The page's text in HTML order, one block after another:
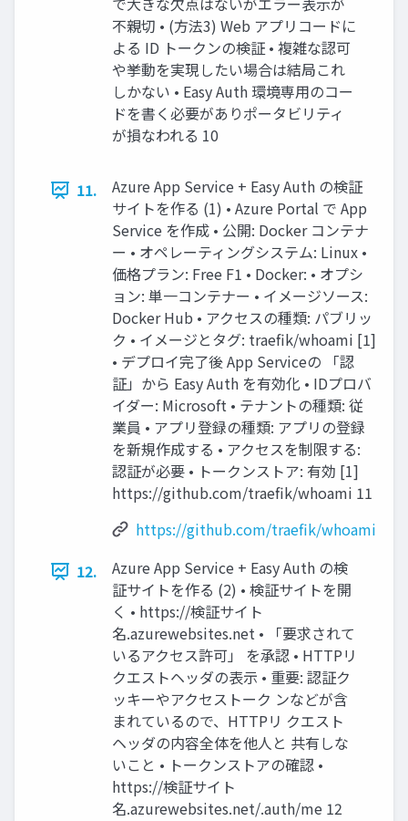
不親切 • (方法3) Web アプリコードに
よる ID トークンの検証 • 複雑な認可
や挙動を実現したい場合は結局これ
しかない • Easy Auth 環境専用のコー
ドを書く必要がありポータビリティ
が損なわれる 10
11.
Azure App Service + Easy Auth の検証
サイトを作る (1) • Azure Portal で App
Service を作成 • 公開: Docker コンテナ
ー • オペレーティングシステム: Linux •
価格プラン: Free F1 • Docker: • オプシ
ョン: 単一コンテナー • イメージソース:
Docker Hub • アクセスの種類: パブリッ
ク • イメージとタグ: traefik/whoami [1]
• デプロイ完了後 App Serviceの 「認
証」から Easy Auth を有効化 • IDプロバ
イダー: Microsoft • テナントの種類: 従
業員 • アプリ登録の種類: アプリの登録
を新規作成する • アクセスを制限する:
認証が必要 • トークンストア: 有効 [1]
https://github.com/traefik/whoami 11
https://github.com/traefik/whoami
12.
Azure App Service + Easy Auth の検
証サイトを作る (2) • 検証サイトを開
く • https://検証サイト
名.azurewebsites.net • 「要求されて
いるアクセス許可」 を承認 • HTTPリ
クエストヘッダの表示 • 重要: 認証ク
ッキーやアクセストーク ンなどが含
まれているので、HTTPリ クエスト
ヘッダの内容全体を他人と 共有しな
いこと • トークンストアの確認 •
https://検証サイト
名.azurewebsites.net/.auth/me 12